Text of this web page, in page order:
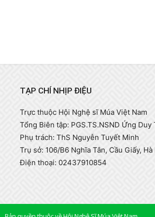
TẠP CHÍ NHỊP ĐIỆU
Trực thuộc Hội Nghệ sĩ Múa Việt Nam
Tổng Biên tập: PGS.TS.NSND Ứng Duy
Phụ trách: ThS Nguyễn Tuyết Minh
Trụ sở: 106/B6 Nghĩa Tân, Cầu Giấy, Hà
Điện thoại: 02437910854